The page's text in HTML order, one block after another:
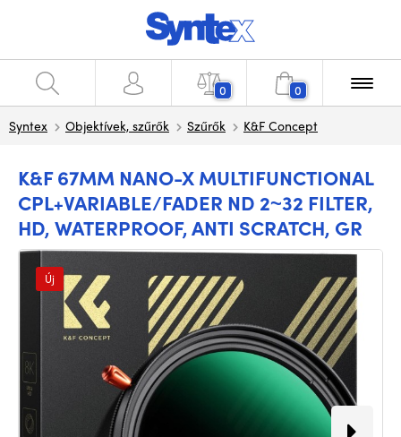
0 0
Syntex Objektívek, szűrők Szűrők K&F Concept
K&F 67MM NANO-X MULTIFUNCTIONAL
CPL+VARIABLE/FADER ND 2~32 FILTER,
HD, WATERPROOF, ANTI SCRATCH, GR
Új